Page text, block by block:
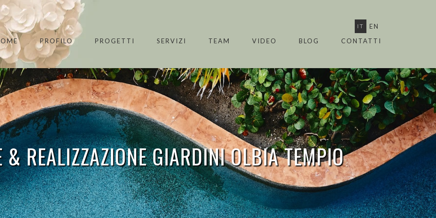
IT
EN
PROFILO PROGETTI SERVIZI TEAM VIDEO BLOG CONTATTI
& REALIZZAZIONE GIARDINI OLBIA TEMPIO